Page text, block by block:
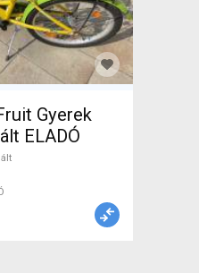
Gyerek
ELADÓ